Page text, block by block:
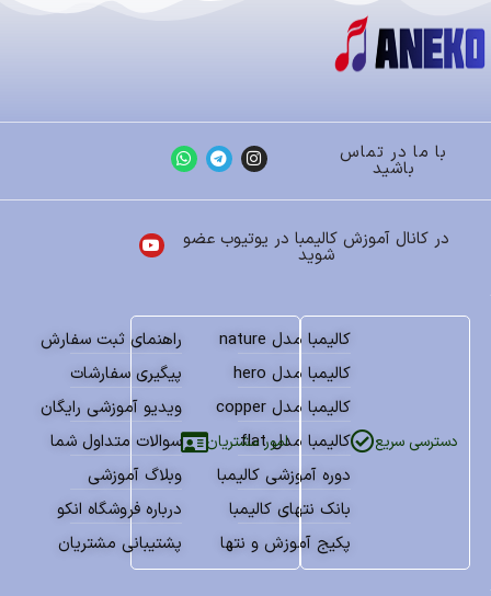
با ما در تماس
باشید
در کانال آموزش کالیمبا در یوتیوب عضو
شوید
دسترسی سریع
کالیمبا مدل nature
کالیمبا مدل hero
کالیمبا مدل copper
کالیمبا مدل flat
دوره آموزشی کالیمبا
بانک نتهای کالیمبا
پکیج آموزش و نتها
امور مشتریان
راهنمای ثبت سفارش
پیگیری سفارشات
ویدیو آموزشی رایگان
سوالات متداول شما
وبلاگ آموزشی
درباره فروشگاه انکو
پشتیبانی مشتریان